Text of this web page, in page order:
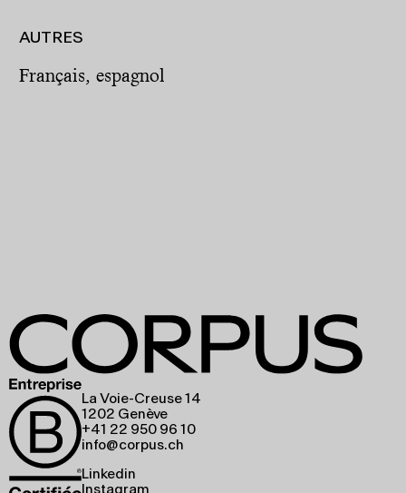
AUTRES
Français, espagnol
La Voie-Creuse 14
1202 Genève
+41 22 950 96 10
info@corpus.ch
Linkedin
Instagram